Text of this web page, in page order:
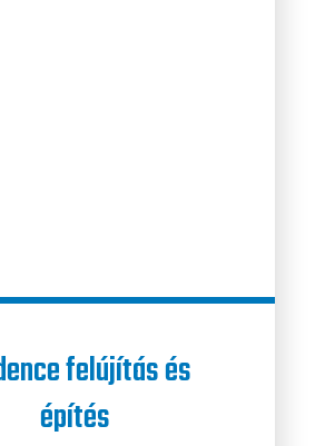
felújítás és
építés